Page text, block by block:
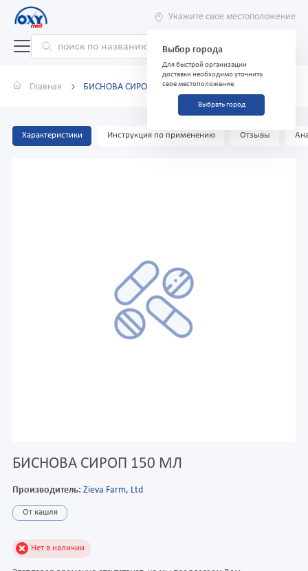
Укажите свое местоположение
Выбор города
Для быстрой организации
доставки необходимо уточнить
свое местоположение
Выбрать город
Главная БИСНОВА СИРОП 150 МЛ
Характеристики Инструкция по применению Отзывы
БИСНОВА СИРОП 150 МЛ
Производитель: Zieva Farm, Ltd
От кашля
Нет в наличии